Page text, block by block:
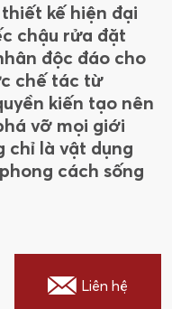
kế hiện đại
chậu rửa đặt
độc đáo cho
chế tác từ
kiến tạo nên
vỡ mọi giới
chỉ là vật dụng
cách sống
Liên hệ